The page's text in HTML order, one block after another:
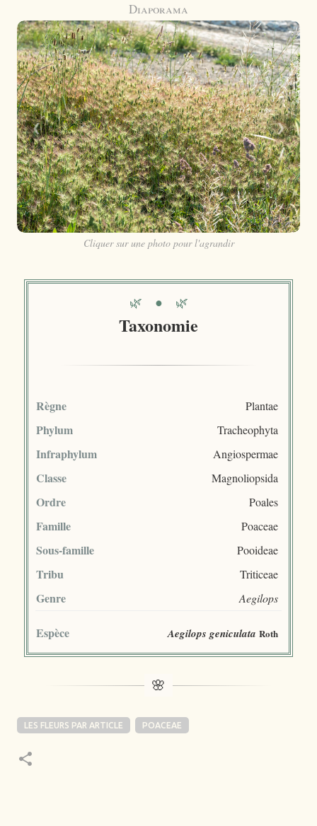
Diaporama
❮ ❯
Cliquer sur une photo pour l'agrandir
🌿 ● 🌿
Taxonomie
Règne Plantae
Phylum Tracheophyta
Infraphylum Angiospermae
Classe Magnoliopsida
Ordre Poales
Famille Poaceae
Sous-famille Pooideae
Tribu Triticeae
Genre Aegilops
Espèce Aegilops geniculata Roth
LES FLEURS PAR ARTICLE POACEAE